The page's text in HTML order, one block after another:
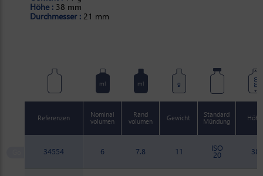
Höhe : 38 mm
Durchmesser : 21 mm
ml ml g mm
Referenzen
Nominal
volumen
Rand
volumen
Gewicht
Standard
Mündung
Höhe
34554 6 7.8 11 ISO
20 38